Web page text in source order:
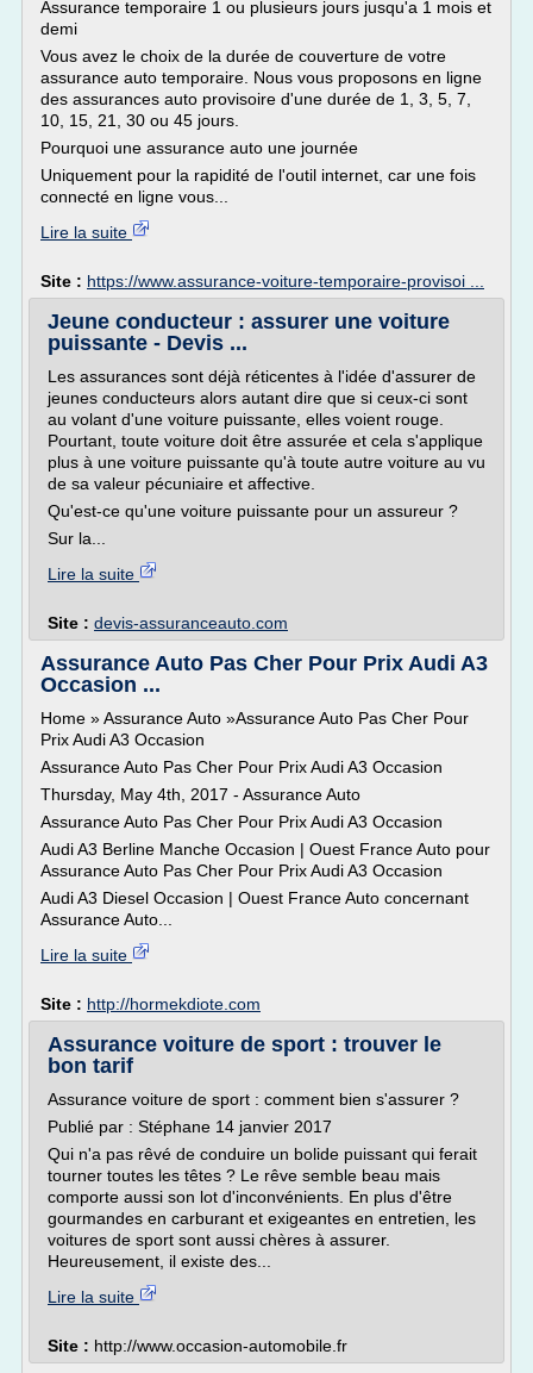
Assurance temporaire 1 ou plusieurs jours jusqu'a 1 mois et
demi
Vous avez le choix de la durée de couverture de votre
assurance auto temporaire. Nous vous proposons en ligne
des assurances auto provisoire d'une durée de 1, 3, 5, 7,
10, 15, 21, 30 ou 45 jours.
Pourquoi une assurance auto une journée
Uniquement pour la rapidité de l'outil internet, car une fois
connecté en ligne vous...
Lire la suite
Site : https://www.assurance-voiture-temporaire-provisoi ...
Jeune conducteur : assurer une voiture
puissante - Devis ...
Les assurances sont déjà réticentes à l'idée d'assurer de
jeunes conducteurs alors autant dire que si ceux-ci sont
au volant d'une voiture puissante, elles voient rouge.
Pourtant, toute voiture doit être assurée et cela s'applique
plus à une voiture puissante qu'à toute autre voiture au vu
de sa valeur pécuniaire et affective.
Qu'est-ce qu'une voiture puissante pour un assureur ?
Sur la...
Lire la suite
Site : devis-assuranceauto.com
Assurance Auto Pas Cher Pour Prix Audi A3
Occasion ...
Home » Assurance Auto »Assurance Auto Pas Cher Pour
Prix Audi A3 Occasion
Assurance Auto Pas Cher Pour Prix Audi A3 Occasion
Thursday, May 4th, 2017 - Assurance Auto
Assurance Auto Pas Cher Pour Prix Audi A3 Occasion
Audi A3 Berline Manche Occasion | Ouest France Auto pour
Assurance Auto Pas Cher Pour Prix Audi A3 Occasion
Audi A3 Diesel Occasion | Ouest France Auto concernant
Assurance Auto...
Lire la suite
Site : http://hormekdiote.com
Assurance voiture de sport : trouver le
bon tarif
Assurance voiture de sport : comment bien s'assurer ?
Publié par : Stéphane 14 janvier 2017
Qui n'a pas rêvé de conduire un bolide puissant qui ferait
tourner toutes les têtes ? Le rêve semble beau mais
comporte aussi son lot d'inconvénients. En plus d'être
gourmandes en carburant et exigeantes en entretien, les
voitures de sport sont aussi chères à assurer.
Heureusement, il existe des...
Lire la suite
Site : http://www.occasion-automobile.fr